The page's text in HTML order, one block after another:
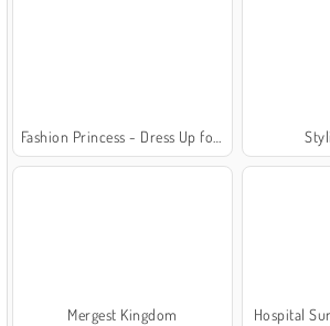
Mergest Kingdom Hospital